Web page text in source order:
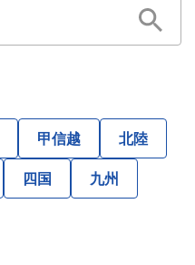
甲信越
北陸
四国
九州